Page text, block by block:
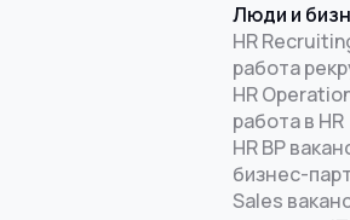
Люди и
HR
работа
HR
работа в HR
HR BP
бизнес-
Sales